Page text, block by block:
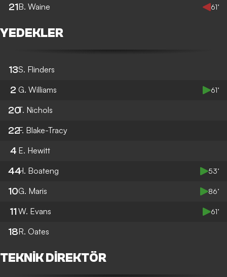
21B. Waine 61’
YEDEKLER
13S. Flinders
2 G. Williams 61’
20T. Nichols
22F. Blake-Tracy
4 E. Hewitt
44H. Boateng 53’
10G. Maris 86’
11 W. Evans 61’
18R. Oates
TEKNIK DIREKTÖR